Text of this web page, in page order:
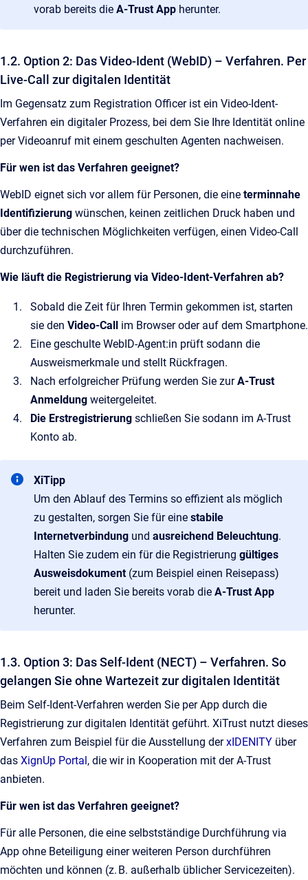
vorab bereits die A-Trust App herunter.
1.2. Option 2: Das Video‑Ident (WebID) – Verfahren. Per
Live‑Call zur digitalen Identität
Im Gegensatz zum Registration Officer ist ein Video-Ident-
Verfahren ein digitaler Prozess, bei dem Sie Ihre Identität online
per Videoanruf mit einem geschulten Agenten nachweisen.
Für wen ist das Verfahren geeignet?
WebID eignet sich vor allem für Personen, die eine terminnahe
Identifizierung wünschen, keinen zeitlichen Druck haben und
über die technischen Möglichkeiten verfügen, einen Video‑Call
durchzuführen.
Wie läuft die Registrierung via Video-Ident-Verfahren ab?
Sobald die Zeit für Ihren Termin gekommen ist, starten
sie den Video‑Call im Browser oder auf dem Smartphone.
Eine geschulte WebID‑Agent:in prüft sodann die
Ausweismerkmale und stellt Rückfragen.
Nach erfolgreicher Prüfung werden Sie zurA‑Trust
Anmeldung weitergeleitet.
Die Erstregistrierung schließen Sie sodann im A‑Trust
Konto ab.
XiTipp
Um den Ablauf des Termins so effizient als möglich
zu gestalten, sorgen Sie für eine stabile
Internetverbindung und ausreichend Beleuchtung.
Halten Sie zudem ein für die Registrierung gültiges
Ausweisdokument (zum Beispiel einen Reisepass)
bereit und laden Sie bereits vorab die A-Trust App
herunter.
1.3. Option 3: Das Self-Ident (NECT) – Verfahren. So
gelangen Sie ohne Wartezeit zur digitalen Identität
Beim Self-Ident-Verfahren werden Sie per App durch die
Registrierung zur digitalen Identität geführt. XiTrust nutzt dieses
Verfahren zum Beispiel für die Ausstellung derxIDENITY über
das XignUp Portal, die wir in Kooperation mit der A-Trust
anbieten.
Für wen ist das Verfahren geeignet?
Für alle Personen, die eine selbstständige Durchführung via
App ohne Beteiligung einer weiteren Person durchführen
möchten und können (z. B. außerhalb üblicher Servicezeiten).